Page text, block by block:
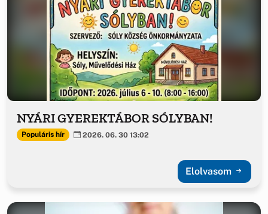
NYÁRI GYEREKTÁBOR SÓLYBAN!
Populáris hír 2026. 06. 30 13:02
Elolvasom